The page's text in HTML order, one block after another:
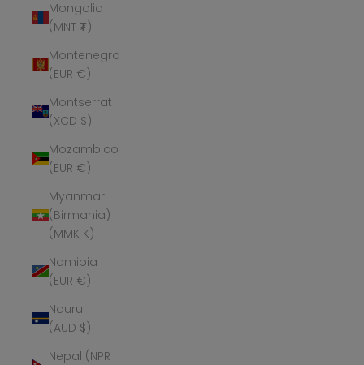
Mongolia
(MNT ₮)
Montenegro
(EUR €)
Montserrat
(XCD $)
Mozambico
(EUR €)
Myanmar
(Birmania)
(MMK K)
Namibia
(EUR €)
Nauru
(AUD $)
Nepal (NPR